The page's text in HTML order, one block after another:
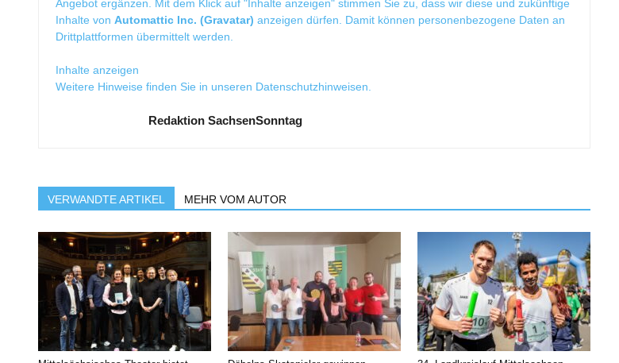
Angebot ergänzen. Mit dem Klick auf "Inhalte anzeigen" stimmen Sie zu, dass wir diese und zukünftige
Inhalte von Automattic Inc. (Gravatar) anzeigen dürfen. Damit können personenbezogene Daten an
Drittplattformen übermittelt werden.
Inhalte anzeigen
Weitere Hinweise finden Sie in unseren Datenschutzhinweisen
Redaktion SachsenSonntag
VERWANDTE ARTIKEL MEHR VOM AUTOR